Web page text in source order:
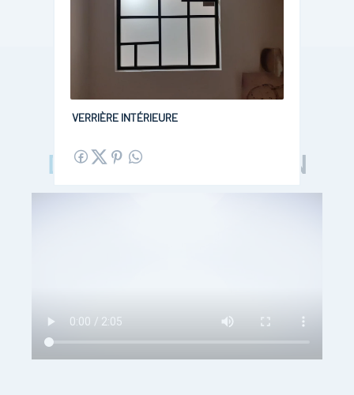
DANS LES COULISSES
DES ATELIERS DABIN
VERRIÈRE INTÉRIEURE